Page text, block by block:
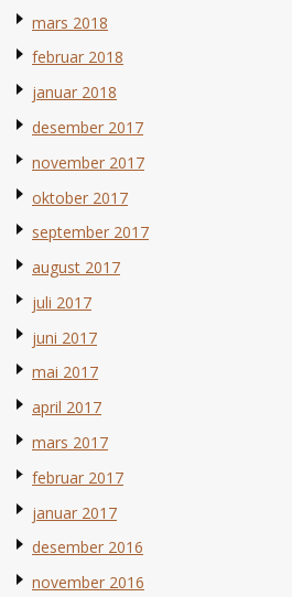
mars 2018
februar 2018
januar 2018
desember 2017
november 2017
oktober 2017
september 2017
august 2017
juli 2017
juni 2017
mai 2017
april 2017
mars 2017
februar 2017
januar 2017
desember 2016
november 2016